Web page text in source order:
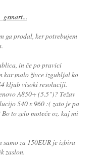
ga prodal, ker potrebujem
in če po pravici
kar malo živce izgubljal ko
kljub visoki resoluciji.
A850+ (5.5")? Težav
540 x 960 :( zato je pa
to zelo moteče oz. kaj mi
za 150EUR je izbira
zaslon.